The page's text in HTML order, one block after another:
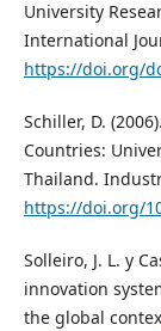
University
International
https://doi.org/
Schiller, D.
Countries:
Thailand.
https://doi.org/
Solleiro, J. L. y
innovation
the global